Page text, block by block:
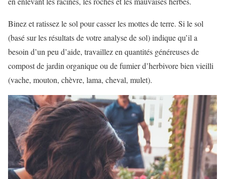
Binez et ratissez le sol pour casser les mottes de terre. Si le sol
(basé sur les résultats de votre analyse de sol) indique qu’il a
besoin d’un peu d’aide, travaillez en quantités généreuses de
compost de jardin organique ou de fumier d’herbivore bien vieilli
(vache, mouton, chèvre, lama, cheval, mulet).